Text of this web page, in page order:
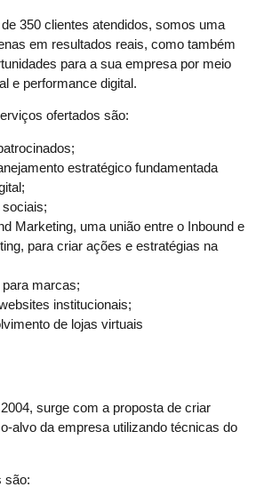
350 clientes atendidos, somos uma
em resultados reais, como também
para a sua empresa por meio
e performance digital.
ofertados são:
estratégico fundamentada
Marketing, uma união entre o Inbound e
para criar ações e estratégias na
marcas;
institucionais;
de lojas virtuais
surge com a proposta de criar
alvo da empresa utilizando técnicas do
são: